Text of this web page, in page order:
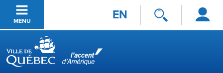
Passer au contenu principal
MENU EN
Se
connecter
Ville de Québec